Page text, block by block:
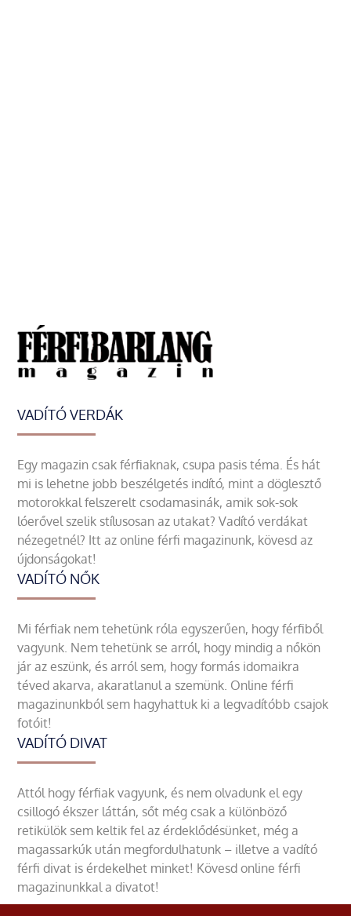
VADÍTÓ VERDÁK
Egy magazin csak férfiaknak, csupa pasis téma. És hát
mi is lehetne jobb beszélgetés indító, mint a döglesztő
motorokkal felszerelt csodamasinák, amik sok-sok
lóerővel szelik stílusosan az utakat? Vadító verdákat
nézegetnél? Itt az online férfi magazinunk, kövesd az
újdonságokat!
VADÍTÓ NŐK
Mi férfiak nem tehetünk róla egyszerűen, hogy férfiből
vagyunk. Nem tehetünk se arról, hogy mindig a nőkön
jár az eszünk, és arról sem, hogy formás idomaikra
téved akarva, akaratlanul a szemünk. Online férfi
magazinunkból sem hagyhattuk ki a legvadítóbb csajok
fotóit!
VADÍTÓ DIVAT
Attól hogy férfiak vagyunk, és nem olvadunk el egy
csillogó ékszer láttán, sőt még csak a különböző
retikülök sem keltik fel az érdeklődésünket, még a
magassarkúk után megfordulhatunk – illetve a vadító
férfi divat is érdekelhet minket! Kövesd online férfi
magazinunkkal a divatot!